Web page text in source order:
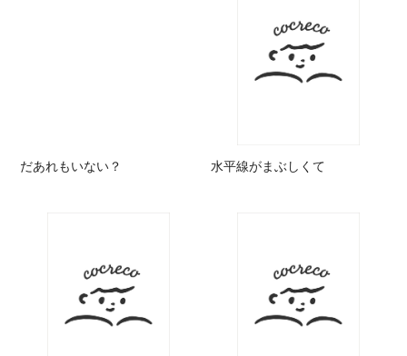
だあれもいない？ 水平線がまぶしくて